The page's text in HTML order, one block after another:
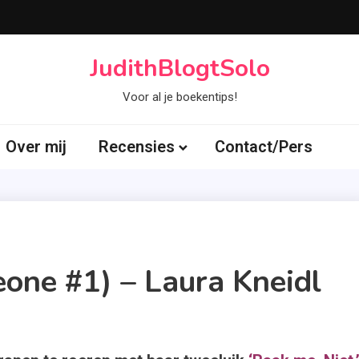
JudithBlogtSolo
Voor al je boekentips!
Over mij Recensies Contact/Pers
#1) – Laura Kneidl